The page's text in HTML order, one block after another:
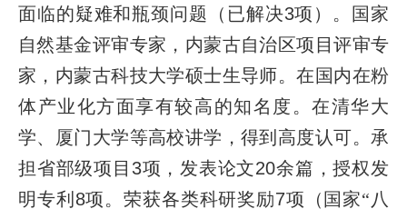
面临的疑难和瓶颈问题（已解决3项）。国家
自然基金评审专家，内蒙古自治区项目评审专
家，内蒙古科技大学硕士生导师。在国内在粉
体产业化方面享有较高的知名度。在清华大
学、厦门大学等高校讲学，得到高度认可。承
担省部级项目 3项，发表论文20余篇，授权发
明专利 8项。荣获各类科研奖励7项（国家“八